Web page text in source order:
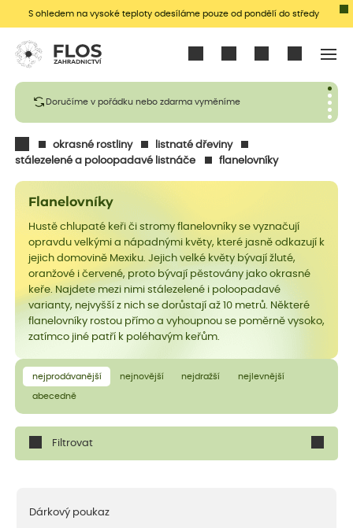
S ohledem na vysoké teploty odesíláme pouze od pondělí do středy
Doručíme v pořádku nebo zdarma vyměníme
okrasné rostliny
listnaté dřeviny
stálezelené a poloopadavé listnáče
flanelovníky
Flanelovníky
Hustě chlupaté keři či stromy flanelovníky se vyznačují
opravdu velkými a nápadnými květy, které jasně odkazují k
jejich domovině Mexiku. Jejich velké květy bývají žluté,
oranžové i červené, proto bývají pěstovány jako okrasné
keře. Najdete mezi nimi stálezelené i poloopadavé
varianty, nejvyšší z nich se dorůstají až 10 metrů. Některé
flanelovníky rostou přímo a vyhoupnou se poměrně vysoko,
zatímco jiné patří k poléhavým keřům.
nejprodávanější nejnovější nejdražší nejlevnější
abecedně
Filtrovat
Dárkový poukaz